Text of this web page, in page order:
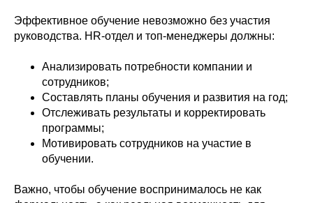
Эффективное обучение невозможно без участия
руководства. HR-отдел и топ-менеджеры должны:
Анализировать потребности компании и
сотрудников;
Составлять планы обучения и развития на год;
Отслеживать результаты и корректировать
программы;
Мотивировать сотрудников на участие в
обучении.
Важно, чтобы обучение воспринималось не как